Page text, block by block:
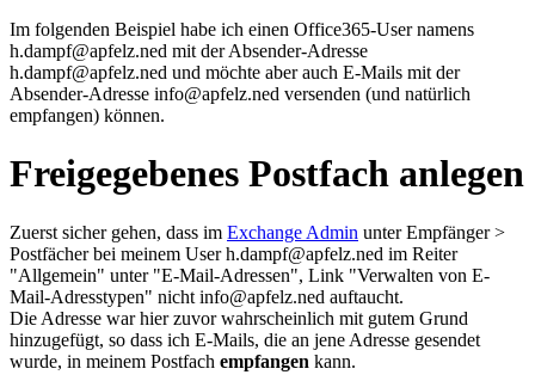
Im folgenden Beispiel habe ich einen Office365-User namens
h.dampf@apfelz.ned mit der Absender-Adresse
h.dampf@apfelz.ned und möchte aber auch E-Mails mit der
Absender-Adresse info@apfelz.ned versenden (und natürlich
empfangen) können.
Freigegebenes Postfach anlegen
Zuerst sicher gehen, dass im Exchange Admin unter Empfänger >
Postfächer bei meinem Userh.dampf@apfelz.ned im Reiter
"Allgemein" unter "E-Mail-Adressen", Link "Verwalten von E-
Mail-Adresstypen" nicht info@apfelz.ned auftaucht.
Die Adresse war hier zuvor wahrscheinlich mit gutem Grund
hinzugefügt, so dass ich E-Mails, die an jene Adresse gesendet
wurde, in meinem Postfach empfangen kann.